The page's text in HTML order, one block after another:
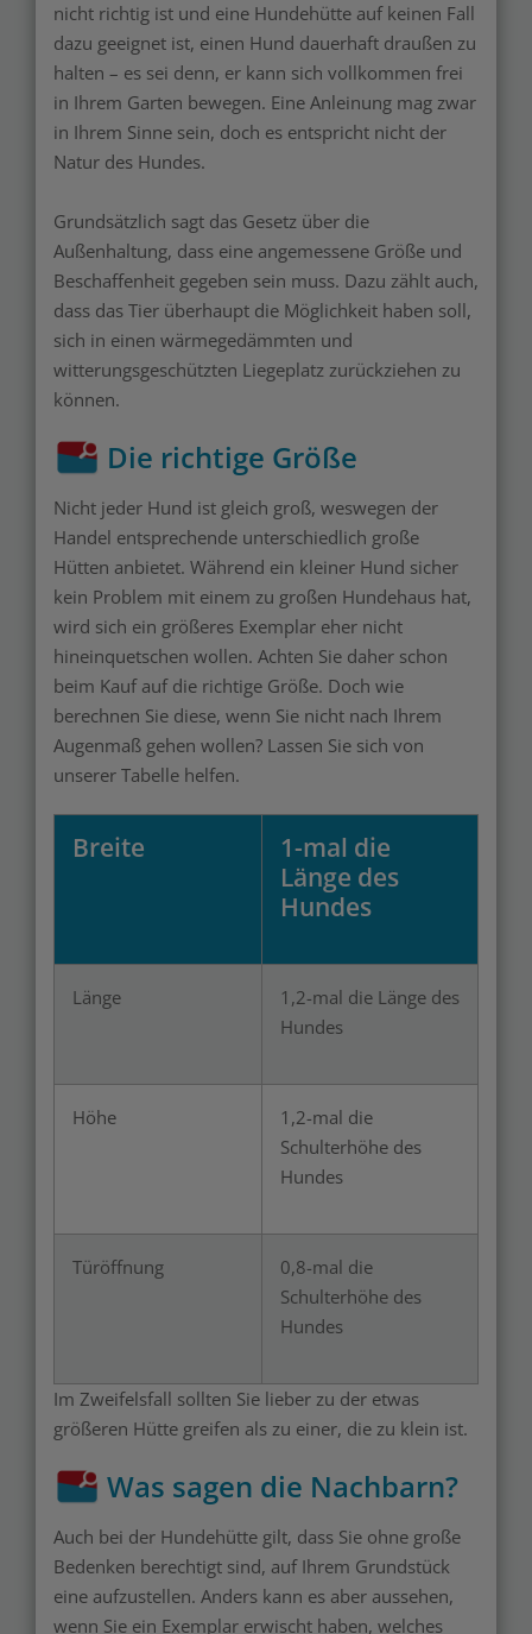
nicht richtig ist und eine Hundehütte auf keinen Fall
dazu geeignet ist, einen Hund dauerhaft draußen zu
halten – es sei denn, er kann sich vollkommen frei
in Ihrem Garten bewegen. Eine Anleinung mag zwar
in Ihrem Sinne sein, doch es entspricht nicht der
Natur des Hundes.
Grundsätzlich sagt das Gesetz über die
Außenhaltung, dass eine angemessene Größe und
Beschaffenheit gegeben sein muss. Dazu zählt auch,
dass das Tier überhaupt die Möglichkeit haben soll,
sich in einen wärmegedämmten und
witterungsgeschützten Liegeplatz zurückziehen zu
können.
Die richtige Größe
Nicht jeder Hund ist gleich groß, weswegen der
Handel entsprechende unterschiedlich große
Hütten anbietet. Während ein kleiner Hund sicher
kein Problem mit einem zu großen Hundehaus hat,
wird sich ein größeres Exemplar eher nicht
hineinquetschen wollen. Achten Sie daher schon
beim Kauf auf die richtige Größe. Doch wie
berechnen Sie diese, wenn Sie nicht nach Ihrem
Augenmaß gehen wollen? Lassen Sie sich von
unserer Tabelle helfen.
Breite
1-mal die
Länge des
Hundes
Länge
1,2-mal die Länge des
Hundes
Höhe
1,2-mal die
Schulterhöhe des
Hundes
Türöffnung
0,8-mal die
Schulterhöhe des
Hundes
Im Zweifelsfall sollten Sie lieber zu der etwas
größeren Hütte greifen als zu einer, die zu klein ist.
Was sagen die Nachbarn?
Auch bei der Hundehütte gilt, dass Sie ohne große
Bedenken berechtigt sind, auf Ihrem Grundstück
eine aufzustellen. Anders kann es aber aussehen,
wenn Sie ein Exemplar erwischt haben, welches